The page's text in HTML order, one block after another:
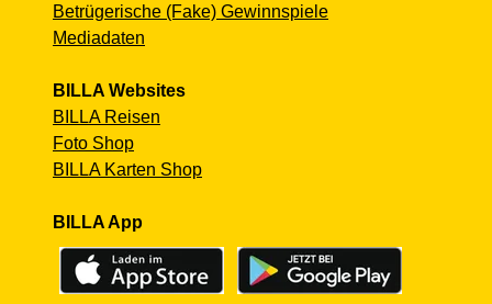
Betrügerische (Fake) Gewinnspiele
Mediadaten
BILLA Websites
BILLA Reisen
Foto Shop
BILLA Karten Shop
BILLA App